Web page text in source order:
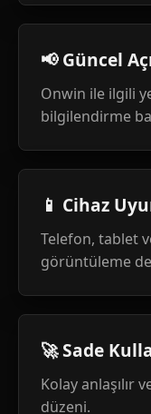
📢 Güncel
Onwin ile ilgili
bilgilendirme
📱 Cihaz
Telefon, tablet
görüntüleme
🚀 Sade
Kolay anlaşılır
düzeni.